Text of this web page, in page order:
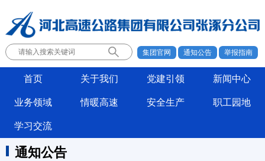
集团官网 通知公告 举报指南
首页 关于我们 党建引领 新闻中心
业务领域 情暖高速 安全生产 职工园地
学习交流
通知公告